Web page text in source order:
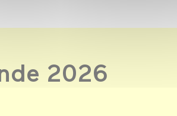
2026